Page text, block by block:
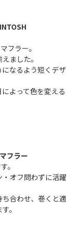
フラー。
ました。
なるよう短くデザ
よって色を変える
フラー
。
オフ問わずに活躍
合わせ、巻くと適
。